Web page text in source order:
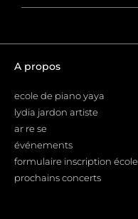
A propos
ecole de piano yaya
lydia jardon artiste
ar re se
événements
formulaire inscription école
prochains concerts